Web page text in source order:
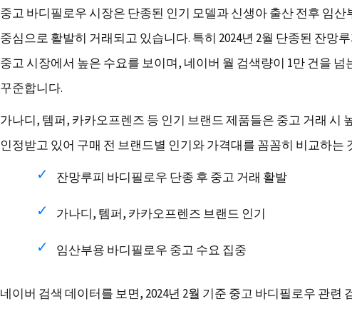
중고 바디필로우 시장은 단종된 인기 모델과 신생아 출산 전후 임산
중심으로 활발히 거래되고 있습니다. 특히 2024년 2월 단종된 잔망
중고 시장에서 높은 수요를 보이며, 네이버 월 검색량이 1만 건을 넘
꾸준합니다.
가나디, 템퍼, 카카오프렌즈 등 인기 브랜드 제품들은 중고 거래 시
인정받고 있어 구매 전 브랜드별 인기와 가격대를 꼼꼼히 비교하는
잔망루피 바디필로우 단종 후 중고 거래 활발
가나디, 템퍼, 카카오프렌즈 브랜드 인기
임산부용 바디필로우 중고 수요 집중
네이버 검색 데이터를 보면, 2024년 2월 기준 중고 바디필로우 관련